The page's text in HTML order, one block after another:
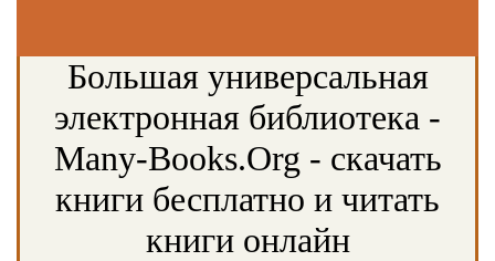
Большая универсальная
электронная библиотека -
Many-Books.Org - скачать
книги бесплатно и читать
книги онлайн